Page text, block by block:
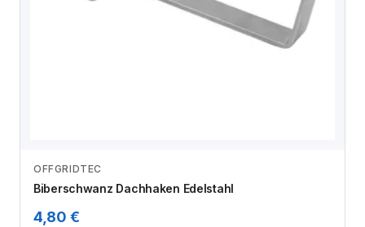
OFFGRIDTEC
Biberschwanz Dachhaken Edelstahl
4,80 €